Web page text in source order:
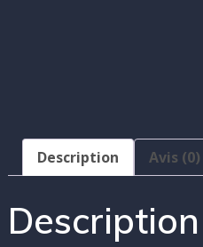
Description Avis (0)
Description